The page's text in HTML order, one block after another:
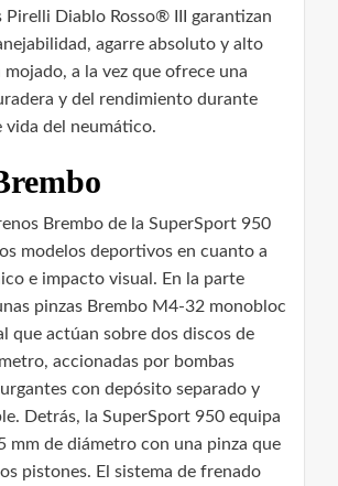
Pirelli Diablo Rosso® III garantizan
agarre absoluto y alto
a la vez que ofrece una
y del rendimiento durante
del neumático.
Brembo de la SuperSport 950
modelos deportivos en cuanto a
e impacto visual. En la parte
pinzas Brembo M4-32 monobloc
que actúan sobre dos discos de
accionadas por bombas
con depósito separado y
Detrás, la SuperSport 950 equipa
mm de diámetro con una pinza que
pistones. El sistema de frenado